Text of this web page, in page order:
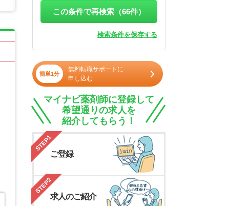
この条件で再検索（66件）
検索条件を保存する
簡単1分
無料転職サポートに
申し込む
マイナビ薬剤師に登録して
希望通りの求人を
紹介してもらう！
STEP1
ご登録
STEP2
求人のご紹介